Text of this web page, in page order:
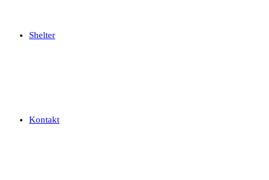
Shelter
Kontakt